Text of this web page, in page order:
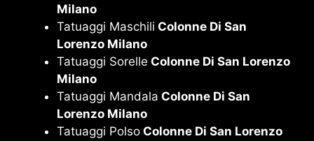
Milano
Tatuaggi Maschili Colonne Di San
Lorenzo Milano
Tatuaggi Sorelle Colonne Di San Lorenzo
Milano
Tatuaggi Mandala Colonne Di San
Lorenzo Milano
Tatuaggi Polso Colonne Di San Lorenzo